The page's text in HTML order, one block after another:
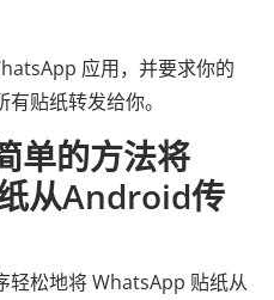
应用，并要求你的
贴纸转发给你。
单的方法将
从Android传
轻松地将 WhatsApp 贴纸从